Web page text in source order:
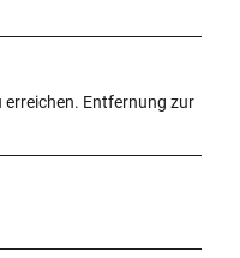
erreichen. Entfernung zur